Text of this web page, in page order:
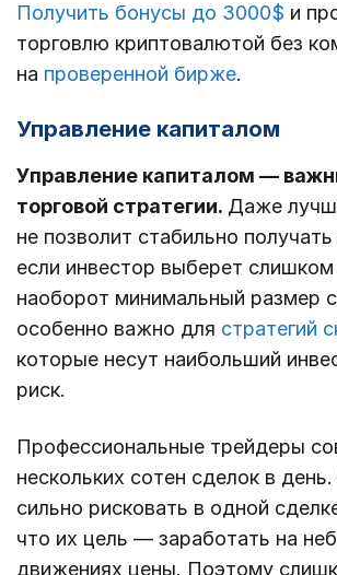
Получить бонусы до 3000$ и
торговлю криптовалютой без
на проверенной бирже.
Управление капиталом
Управление капиталом —
торговой стратегии. Даже
не позволит стабильно
если инвестор выберет
наоборот минимальный размер
особенно важно для стратегий
которые несут наибольший
риск.
Профессиональные трейдеры
нескольких сотен сделок в
сильно рисковать в одной
что их цель — заработать на
движениях цены. Поэтому